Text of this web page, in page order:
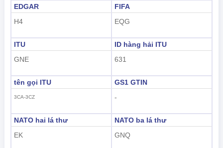
EDGAR
H4
FIFA
EQG
ITU
GNE
ID hàng hải ITU
631
tên gọi ITU
3CA-3CZ
GS1 GTIN
-
NATO hai lá thư
EK
NATO ba lá thư
GNQ